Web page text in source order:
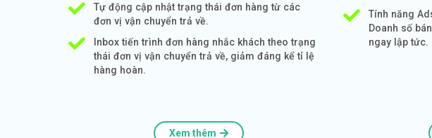
Tự động cập nhật trạng thái đơn hàng từ các
đơn vị vận chuyển trả về.
Inbox tiến trình đơn hàng nhắc khách theo trạng
thái đơn vị vận chuyển trả về, giảm đáng kể tỉ lệ
hàng hoàn.
Xem thêm
Tính năng
Doanh số
ngay lập tức.